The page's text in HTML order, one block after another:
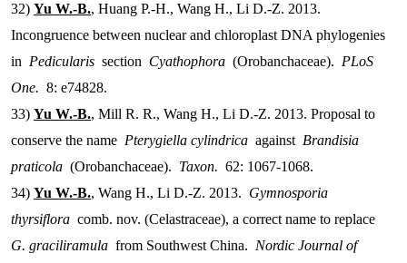
32) Yu W.-B., Huang P.-H., Wang H., Li D.-Z. 2013.
Incongruence between nuclear and chloroplast DNA phylogenies
in Pedicularis section Cyathophora (Orobanchaceae). PLoS
One. 8: e74828.
33) Yu W.-B., Mill R. R., Wang H., Li D.-Z. 2013. Proposal to
conserve the name Pterygiella cylindrica against Brandisia
praticola (Orobanchaceae). Taxon. 62: 1067-1068.
34) Yu W.-B., Wang H., Li D.-Z. 2013. Gymnosporia
thyrsiflora comb. nov. (Celastraceae), a correct name to replace
G. graciliramula from Southwest China. Nordic Journal of